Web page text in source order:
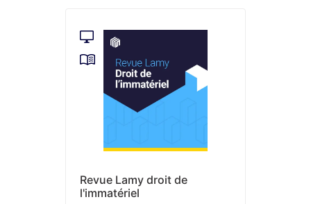
Revue Lamy droit de
l'immatériel